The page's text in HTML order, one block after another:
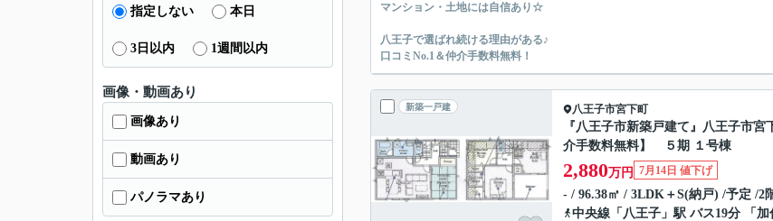
マンション・土地には自信あり☆
八王子で選ばれ続ける理由がある♪
口コミNo.1＆仲介手数料無料！
新築一戸建 八王子市宮下町
『八王子市新築戸建て』八王子市宮
介手数料無料】 ５期 １号棟
2,880万円 7月14日 値下げ
- / 96.38㎡ / 3LDK＋S(納戸) /予定 /2
中央線 「 八王子 」駅 バス19分 「
指定しない 本日
3日以内 1週間以内
画像・動画あり
画像あり
動画あり
パノラマあり